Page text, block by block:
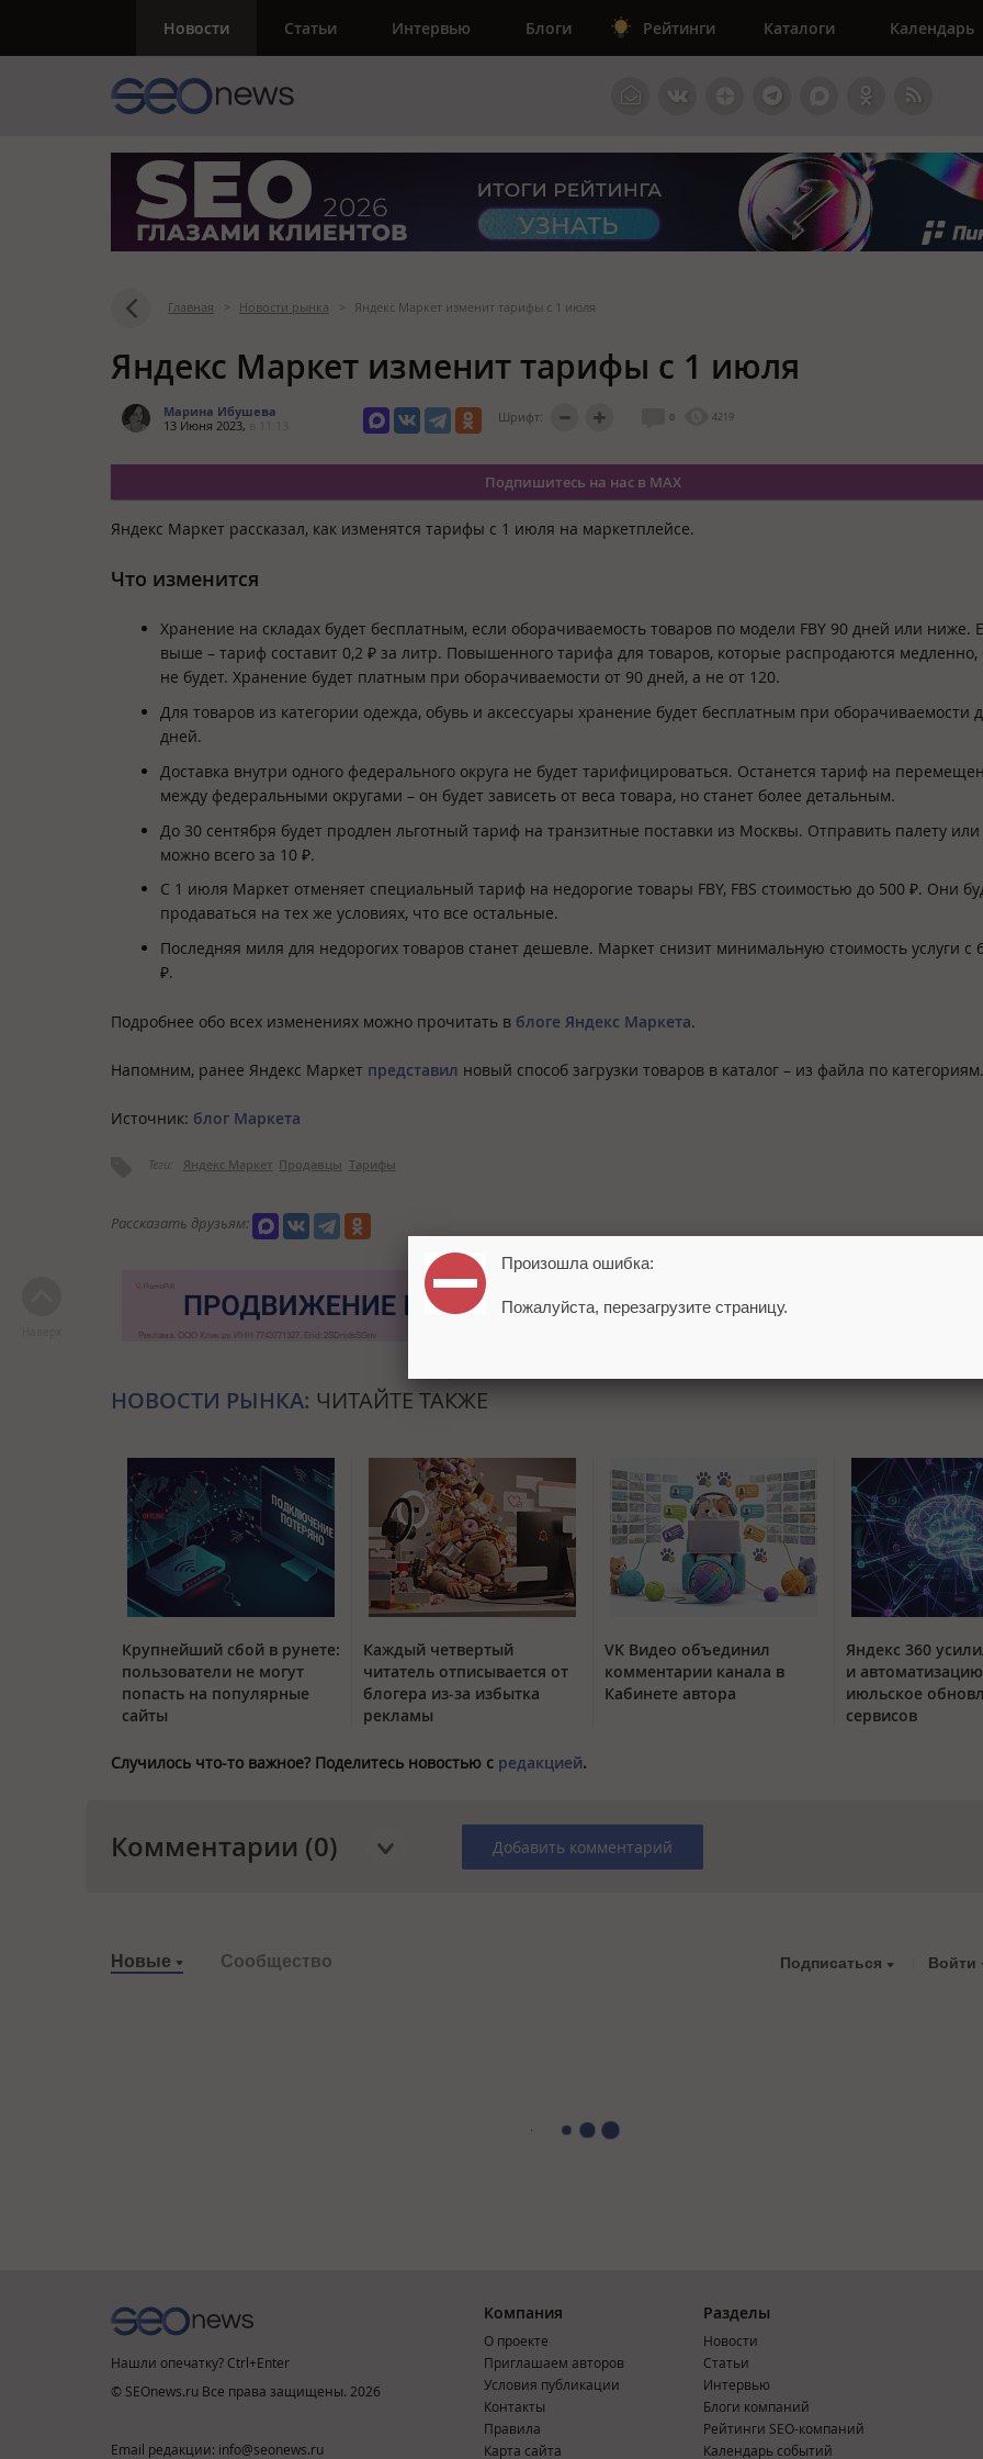
Новости Статьи Интервью Блоги Рейтинги Каталоги Календарь
Главная > Новости рынка > Яндекс Маркет изменит тарифы с 1 июля
Яндекс Маркет изменит тарифы с 1 июля
Марина Ибушева
13 Июня 2023,
Шрифт: 0 4219
Подпишитесь на нас в MAX
Яндекс Маркет рассказал, как изменятся тарифы с 1 июля на маркетплейсе.
Что изменится
Хранение на складах будет бесплатным, если оборачиваемость товаров по модели FBY 90 дней или ниже.
выше – тариф составит 0,2 ₽ за литр. Повышенного тарифа для товаров, которые распродаются
не будет. Хранение будет платным при оборачиваемости от 90 дней, а не от 120.
Для товаров из категории одежда, обувь и аксессуары хранение будет бесплатным при оборачиваемости
дней.
Доставка внутри одного федерального округа не будет тарифицироваться. Останется тариф на
между федеральными округами – он будет зависеть от веса товара, но станет более детальным.
До 30 сентября будет продлен льготный тариф на транзитные поставки из Москвы. Отправить палету или
можно всего за 10 ₽.
С 1 июля Маркет отменяет специальный тариф на недорогие товары FBY, FBS стоимостью до 500 ₽. Они
продаваться на тех же условиях, что все остальные.
Последняя миля для недорогих товаров станет дешевле. Маркет снизит минимальную стоимость услуги с
₽.
Подробнее обо всех изменениях можно прочитать в блоге Яндекс Маркета.
Напомним, ранее Яндекс Маркет представил новый способ загрузки товаров в каталог – из файла по категориям.
Источник: блог Маркета
Теги: Яндекс Маркет Продавцы Тарифы
Рассказать друзьям:
НОВОСТИ РЫНКА: ЧИТАЙТЕ ТАКЖЕ
Крупнейший сбой в рунете:
пользователи не могут
попасть на популярные
сайты
Каждый четвертый
читатель отписывается от
блогера из-за избытка
рекламы
VK Видео объединил
комментарии канала в
Кабинете автора
Яндекс 360
и
июльское
сервисов
Случилось что-то важное? Поделитесь новостью с редакцией.
Комментарии (0) Добавить комментарий
Новые Сообщество Подписаться Войти
Нашли опечатку? Ctrl+Enter
© SEOnews.ru Все права защищены. 2026
Email редакции: info@seonews.ru
Компания
О проекте
Приглашаем авторов
Условия публикации
Контакты
Правила
Карта сайта
Разделы
Новости
Статьи
Интервью
Блоги компаний
Рейтинги SEO-компаний
Календарь событий
Произошла ошибка:
Пожалуйста, перезагрузите страницу.